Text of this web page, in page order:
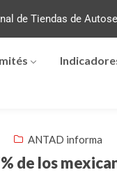
de Tiendas de
ANTAD informa
de los